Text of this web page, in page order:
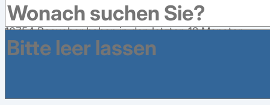
16754Besucher haben in den letzten 12 Monaten
eine Bewertung abgegeben.